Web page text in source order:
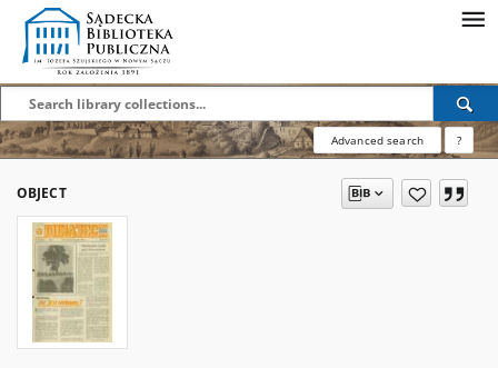
Advanced search ?
OBJECT